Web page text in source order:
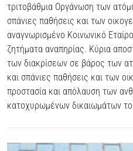
τριτοβάθμια Οργάνωση των
σπάνιες παθήσεις και των
αναγνωρισμένο Κοινωνικό
ζητήματα αναπηρίας. Κύρια
των διακρίσεων σε βάρος των
και σπάνιες παθήσεις και των
προστασία και απόλαυση των
κατοχυρωμένων δικαιωμάτων